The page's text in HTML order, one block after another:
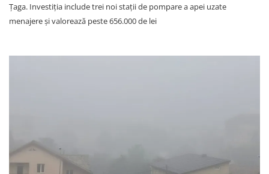
Țaga. Investiția include trei noi stații de pompare a apei uzate
menajere și valorează peste 656.000 de lei